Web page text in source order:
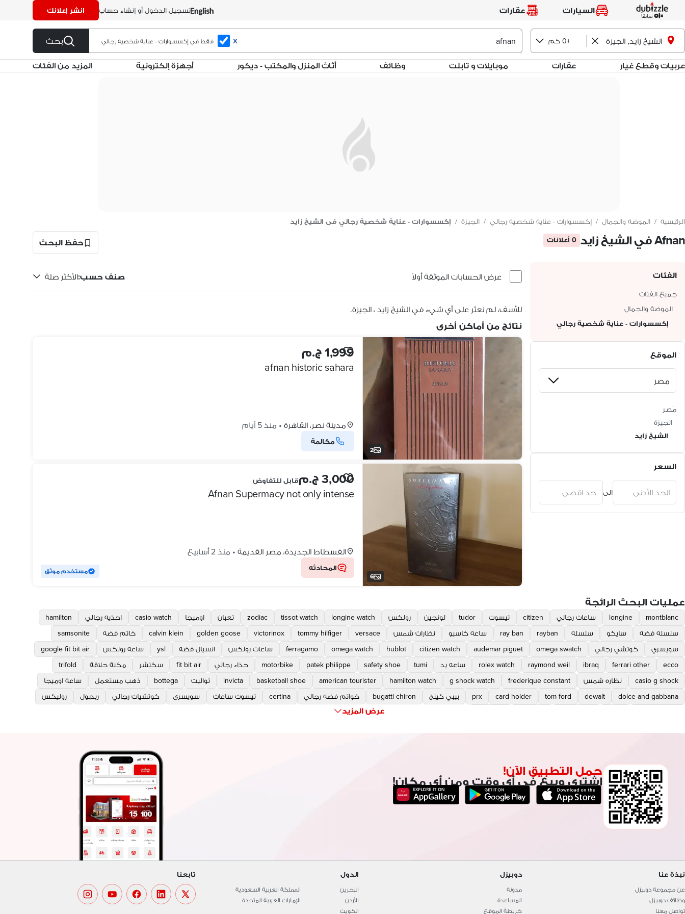
السيارات عقارات تسجيل الدخول أو إنشاء حساب انشر إعلانك
الشيخ زايد, الجيزة +0 كم X فقط في إكسسوارات - عناية شخصية رجالي بحث
عربيات وقطع غيار عقارات موبايلات و تابلت وظائف أثاث المنزل والمكتب - ديكور أجهزة إلكترونية المزيد من الفئات
الرئيسية / الموضة والجمال / إكسسوارات - عناية شخصية رجالي / الجيزة / إكسسوارات - عناية شخصية رجالي فى الشيخ زايد
Afnan في الشيخ زايد 0 أعلانات حفظ البحث
الفئات
جميع الفئات
الموضة والجمال
إكسسوارات - عناية شخصية رجالي
الموقع
مَصر
الجيزة
الشيخ زايد
السعر
الى
عرض الحسابات الموثقة أولاً صنف حسب:الأكثر صلة
للأسف، لم نعثر على أي شيء في الشيخ زايد ، الجيزة.
نتائج من أماكن أخرى
2
1,999 ج.م
afnan historic sahara
مدينة نصر، القاهرة • منذ 5 أيام
مكالمة
6
3,000 ج.م قابل للتفاوض
Afnan Supermacy not only intense
الفسطاط الجديدة، مصر القديمة • منذ 2 أسابيع
المحادثه مستخدم موثق
عمليات البحث الرائجة
montblanc
longine ساعات رجالي citizen تيسوت tudor لونجين رولكس longine watch
tissot watch
zodiac تعبان اوميجا casio watch احذيه رجالي
hamilton
سلسله فضه
سايكو سلسله rayban
ray ban ساعه كاسيو نظارات شمس versace
tommy hilfiger
victorinox
golden goose
calvin klein خاتم فضه
samsonite
سويسري
كوتشي رجالي omega swatch
audemar piguet
citizen watch
hublot
omega watch
ferragamo ساعات رولكس انسيال فضه ysl ساعه رولكس
google fit bit air
ecco
ferrari other
ibraq
raymond weil
rolex watch ساعه يد tumi
safety shoe
patek philippe
motorbike حذاء رجالي fit bit air سكتشر مكنة حلاقة
trifold
casio g shock
نظاره شمس frederique constant
g shock watch
hamilton watch
american tourister
basketball shoe
invicta تواليت bottega ذهب مستعمل
ساعة اوميجا
dolce and gabbana
dewalt
tom ford
card holder
prx بيبي كينج bugatti chiron خواتم فضه رجالي certina تيسوت ساعات سويسرى كوتشيات رجالي ريدبول
روليكس
عرض المزيد
حمل التطبيق الآن!
اشتري وبيع في أي وقت ومن أي مكان!
نبذة عنا
عن مجموعة دوبيزل
وظائف دوبيزل
تواصل معنا
دوبيزل
مدونة
المساعدة
خريطة الموقع
الدول
البحرين
الأردن
الكويت
المملكة العربية السعودية
الإمارات العربية المتحدة
تابعنا